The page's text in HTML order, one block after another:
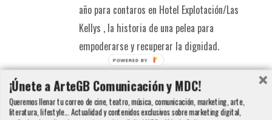
año para contaros en Hotel Explotación/Las
Kellys , la historia de una pelea para
empoderarse y recuperar la dignidad.
¡Únete a ArteGB Comunicación y MDC!
Queremos llenar tu correo de cine, teatro, música, comunicación, marketing, arte,
literatura, lifestyle... Actualidad y contenidos exclusivos sobre marketing digital,
POWERED BY